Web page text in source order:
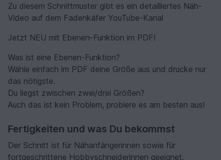
Zu diesem Schnittmuster gibt es ein detailliertes Näh-
Video auf dem Fadenkäfer YouTube-Kanal
Jetzt NEU mit Ebenen-Funktion im PDF!
Was ist eine Ebenen-Funktion?
Wähle einfach im PDF deine Größe aus und drucke nur
das nötigste.
Du liegst zwischen zwei/drei Größen?
Auch das ist kein Problem, probiere es am besten aus!
Fertigkeiten und was Du bekommst
Der Schnitt ist für Nähanfängerinnen sowie für
fortgeschrittene Hobbyschneiderinnen geeignet.